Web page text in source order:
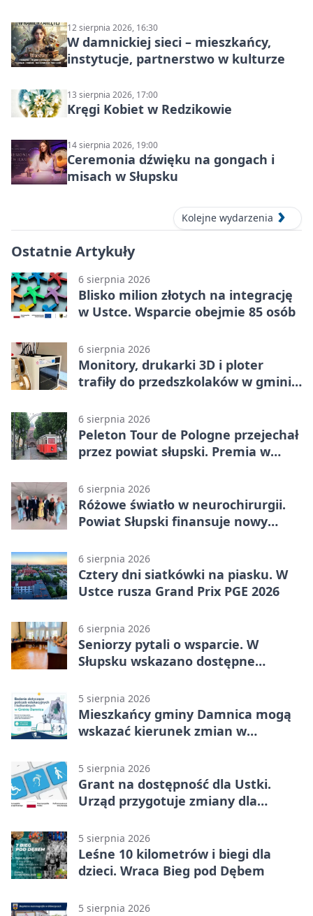
12 sierpnia 2026, 16:30
W damnickiej sieci – mieszkańcy,
instytucje, partnerstwo w kulturze
13 sierpnia 2026, 17:00
Kręgi Kobiet w Redzikowie
14 sierpnia 2026, 19:00
Ceremonia dźwięku na gongach i
misach w Słupsku
Kolejne wydarzenia
Ostatnie Artykuły
6 sierpnia 2026
Blisko milion złotych na integrację
w Ustce. Wsparcie obejmie 85 osób
6 sierpnia 2026
Monitory, drukarki 3D i ploter
trafiły do przedszkolaków w gminie
6 sierpnia 2026
Peleton Tour de Pologne przejechał
przez powiat słupski. Premia w
6 sierpnia 2026
Różowe światło w neurochirurgii.
Powiat Słupski finansuje nowy
6 sierpnia 2026
Cztery dni siatkówki na piasku. W
Ustce rusza Grand Prix PGE 2026
6 sierpnia 2026
Seniorzy pytali o wsparcie. W
Słupsku wskazano dostępne
5 sierpnia 2026
Mieszkańcy gminy Damnica mogą
wskazać kierunek zmian w
5 sierpnia 2026
Grant na dostępność dla Ustki.
Urząd przygotuje zmiany dla
5 sierpnia 2026
Leśne 10 kilometrów i biegi dla
dzieci. Wraca Bieg pod Dębem
5 sierpnia 2026